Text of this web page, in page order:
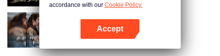
Abra o programa
Dez Anos de Sonhos – Nos
Encontraremos Novamente?
accordance with our Cookie Policy.
Accept